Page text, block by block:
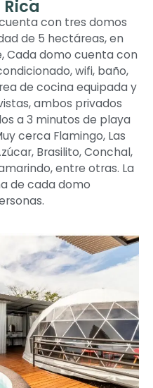
con tres domos
de 5 hectáreas, en
Cada domo cuenta con
wifi, baño,
de cocina equipada y
ambos privados
a 3 minutos de playa
cerca Flamingo, Las
Brasilito, Conchal,
entre otras. La
de cada domo